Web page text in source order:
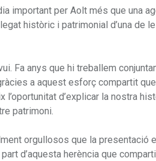
important per Aolt més que una
històric i patrimonial d’una de
Fa anys que hi treballem
a aquest esforç compartit
l’oportunitat d’explicar la nostra
patrimoni.
orgullosos que la presentació
d’aquesta herència que